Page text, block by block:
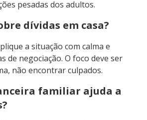
pesadas dos adultos.
dívidas em casa?
a situação com calma e
de negociação. O foco deve ser
não encontrar culpados.
familiar ajuda a